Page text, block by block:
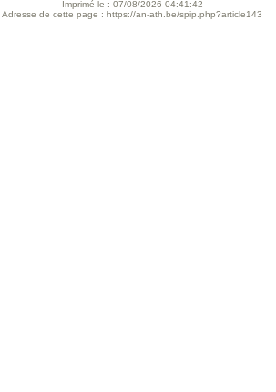
Imprimé le : 07/08/2026 04:41:42
Adresse de cette page : https://an-ath.be/spip.php?article143